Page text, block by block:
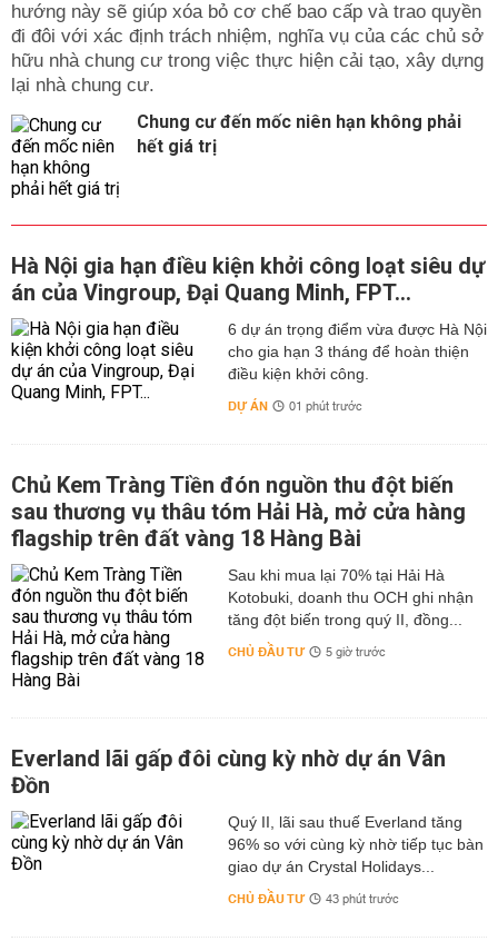
hướng này sẽ giúp xóa bỏ cơ chế bao cấp và trao quyền
đi đôi với xác định trách nhiệm, nghĩa vụ của các chủ sở
hữu nhà chung cư trong việc thực hiện cải tạo, xây dựng
lại nhà chung cư.
Chung cư đến mốc niên hạn không phải
hết giá trị
Hà Nội gia hạn điều kiện khởi công loạt siêu dự
án của Vingroup, Đại Quang Minh, FPT...
6 dự án trọng điểm vừa được Hà Nội
cho gia hạn 3 tháng để hoàn thiện
điều kiện khởi công.
DỰ ÁN 01 phút trước
Chủ Kem Tràng Tiền đón nguồn thu đột biến
sau thương vụ thâu tóm Hải Hà, mở cửa hàng
flagship trên đất vàng 18 Hàng Bài
Sau khi mua lại 70% tại Hải Hà
Kotobuki, doanh thu OCH ghi nhận
tăng đột biến trong quý II, đồng...
CHỦ ĐẦU TƯ 5 giờ trước
Everland lãi gấp đôi cùng kỳ nhờ dự án Vân
Đồn
Quý II, lãi sau thuế Everland tăng
96% so với cùng kỳ nhờ tiếp tục bàn
giao dự án Crystal Holidays...
CHỦ ĐẦU TƯ 43 phút trước